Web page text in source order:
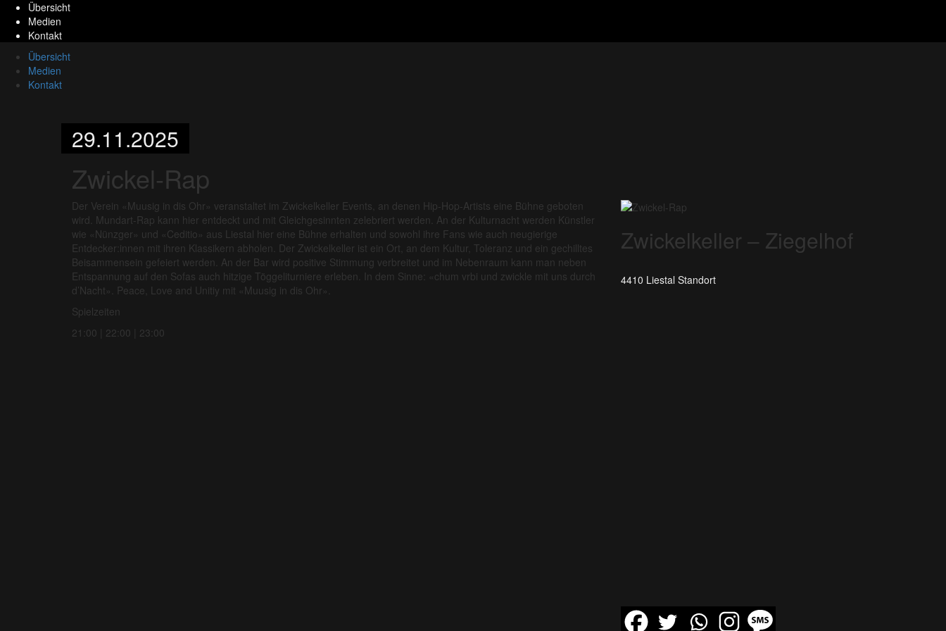
Übersicht
Medien
Kontakt
Übersicht
Medien
Kontakt
29.11.2025
Zwickel-Rap
Der Verein «Muusig in dis Ohr» veranstaltet im Zwickelkeller Events, an denen Hip-Hop-Artists eine Bühne geboten
wird. Mundart-Rap kann hier entdeckt und mit Gleichgesinnten zelebriert werden. An der Kulturnacht werden Künstler
wie «Nünzger» und «Ceditio» aus Liestal hier eine Bühne erhalten und sowohl ihre Fans wie auch neugierige
Entdecker:innen mit ihren Klassikern abholen. Der Zwickelkeller ist ein Ort, an dem Kultur, Toleranz und ein gechilltes
Beisammensein gefeiert werden. An der Bar wird positive Stimmung verbreitet und im Nebenraum kann man neben
Entspannung auf den Sofas auch hitzige Töggeliturniere erleben. In dem Sinne: «chum vrbi und zwickle mit uns durch
d’Nacht». Peace, Love and Unitiy mit «Muusig in dis Ohr».
Spielzeiten
21:00 | 22:00 | 23:00
Zwickelkeller – Ziegelhof
4410 Liestal Standort